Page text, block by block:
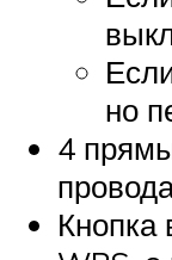
но
4
Кнопка